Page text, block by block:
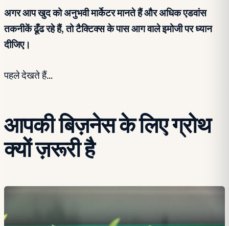
अगर आप खुद को अनुभवी मार्केटर मानते हैं और अधिक एडवांस
तकनीकें ढूँढ रहे हैं, तो टैक्टिक्स के पास आग वाले इमोजी पर ध्यान
दीजिए।
पहले देखते हैं…
आपकी बिज़नेस के लिए ग्रोथ
क्यों ज़रूरी है